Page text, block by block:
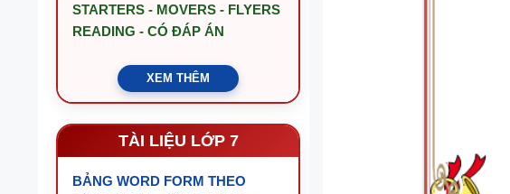
STARTERS - MOVERS - FLYERS
READING - CÓ ĐÁP ÁN
XEM THÊM
TÀI LIỆU LỚP 7
BẢNG WORD FORM THEO